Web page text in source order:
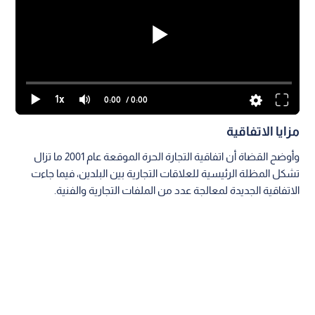
1x 0:00 / 0:00
مزايا الاتفاقية
وأوضح القضاة أن اتفاقية التجارة الحرة الموقعة عام 2001 ما تزال
تشكل المظلة الرئيسية للعلاقات التجارية بين البلدين، فيما جاءت
الاتفاقية الجديدة لمعالجة عدد من الملفات التجارية والفنية.